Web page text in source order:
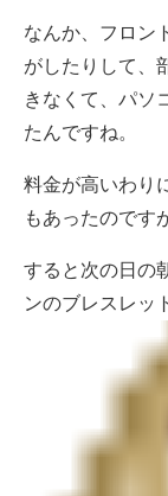
なんか、フロン
がしたりして、
きなくて、パソ
たんですね。
料金が高いわり
もあったのです
すると次の日の
ンのブレスレッ